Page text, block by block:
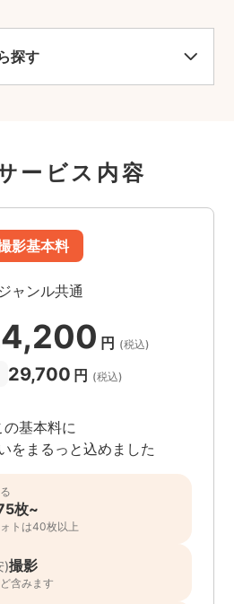
探す
ービス内容
影基本料
ャンル共通
円 (税込)
29,700 円 (税込)
の基本料に
をまるっと込めました
枚~
トは40枚以上
)撮影
含みます